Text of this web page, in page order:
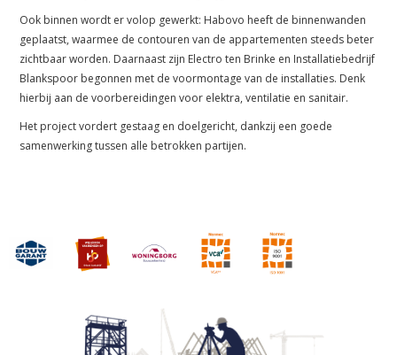
Ook binnen wordt er volop gewerkt: Habovo heeft de binnenwanden
geplaatst, waarmee de contouren van de appartementen steeds beter
zichtbaar worden. Daarnaast zijn Electro ten Brinke en Installatiebedrijf
Blankspoor begonnen met de voormontage van de installaties. Denk
hierbij aan de voorbereidingen voor elektra, ventilatie en sanitair.
Het project vordert gestaag en doelgericht, dankzij een goede
samenwerking tussen alle betrokken partijen.